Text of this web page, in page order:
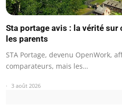
Sta portage avis : la vérité
les parents
STA Portage, devenu OpenWork,
comparateurs, mais les…
3 août 2026